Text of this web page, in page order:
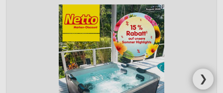
❯
Erstellung von Profilen für personalisierte
Verwendung von Profilen zur Auswahl
personalisierter Werbung
Erstellung von Profilen zur Personalisierung